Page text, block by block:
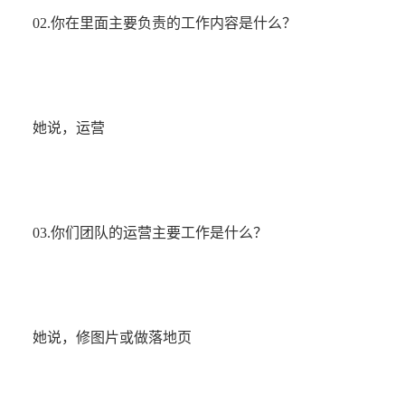
02.你在里面主要负责的工作内容是什么？
她说，运营
03.你们团队的运营主要工作是什么？
她说，修图片或做落地页